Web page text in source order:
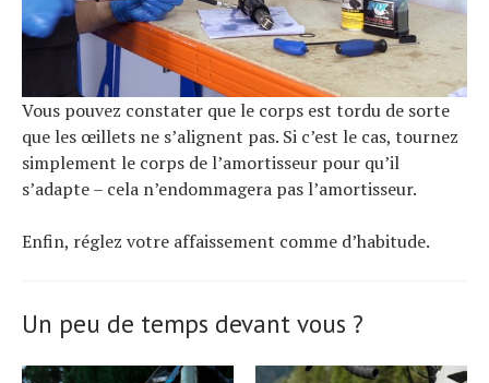
Vous pouvez constater que le corps est tordu de sorte
que les œillets ne s’alignent pas. Si c’est le cas, tournez
simplement le corps de l’amortisseur pour qu’il
s’adapte – cela n’endommagera pas l’amortisseur.
Enfin, réglez votre affaissement comme d’habitude.
Un peu de temps devant vous ?